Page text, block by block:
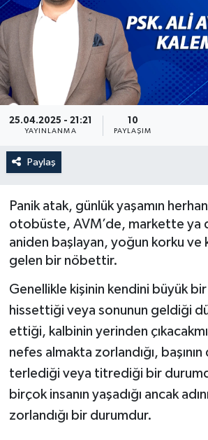
25.04.2025 - 21:21
YAYINLANMA
10
PAYLAŞIM
Paylaş
Panik atak, günlük yaşamın
otobüste, AVM’de, markette ya
aniden başlayan, yoğun korku ve
gelen bir nöbettir.
Genellikle kişinin kendini büyük
hissettiği veya sonunun geldiği
ettiği, kalbinin yerinden
nefes almakta zorlandığı,
terlediği veya titrediği bir
birçok insanın yaşadığı ancak
zorlandığı bir durumdur.
Güncel
Kültür & Sanat
Magazin
Resmi İlan
Sağlık & Yaşam
Siyaset
Spor